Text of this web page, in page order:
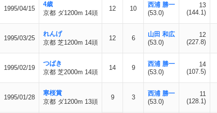
1995/04/15
4歳
京都 ダ1200m 14頭
12 10
西浦 勝一
(53.0)
13
(144.1)
1995/03/25
れんげ
京都 芝1200m 14頭
12 6
山田 和広
(53.0)
12
(227.8)
1995/02/19
つばき
京都 芝2000m 14頭
14 9
西浦 勝一
(53.0)
14
(107.5)
1995/01/28
寒桜賞
京都 ダ1200m 13頭
9 3
西浦 勝一
(53.0)
11
(128.1)